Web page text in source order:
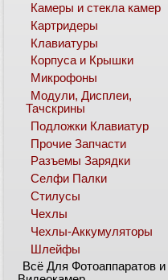
Камеры и стекла камер
Картридеры
Клавиатуры
Корпуса и Крышки
Микрофоны
Модули, Дисплеи,
Тачскрины
Подложки Клавиатур
Прочие Запчасти
Разъемы Зарядки
Селфи Палки
Стилусы
Чехлы
Чехлы-Аккумуляторы
Шлейфы
Всё Для Фотоаппаратов и